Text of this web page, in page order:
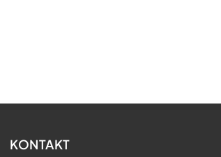
KONTAKT